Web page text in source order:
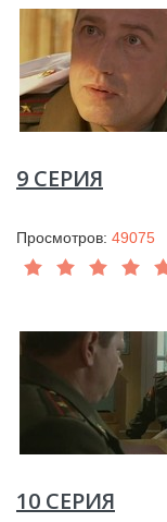
9 СЕРИЯ
Просмотров: 49075
10 СЕРИЯ